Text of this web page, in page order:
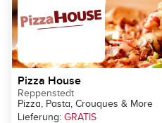
Pizza House
Reppenstedt
Pizza, Pasta, Crouques & More
Lieferung: GRATIS